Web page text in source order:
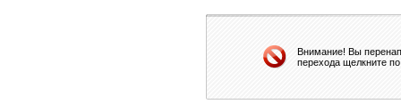
Внимание! Вы
перехода щелкните